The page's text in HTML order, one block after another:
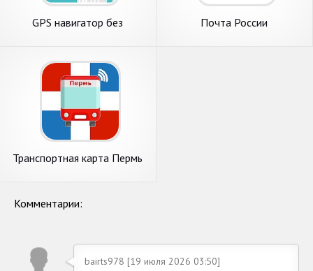
GPS навигатор без
Почта России
Транспортная карта Пермь
Комментарии:
bairts978 [19 июля 2026 03:50]